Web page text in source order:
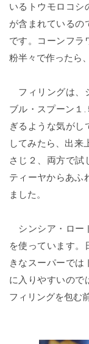
いるトウモロコシ
が含まれているの
です。コーンフラ
粉半々で作ったら
フィリングは、
ブル・スプーン１
ぎるような気がし
してみたら、出来
さじ２、両方で試
ティーヤからあふ
ました。
シンシア・ロー
を使っています。
きなスーパーでは
に入りやすいので
フィリングを包む